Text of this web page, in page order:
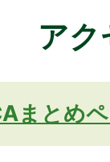
ア
まとめ